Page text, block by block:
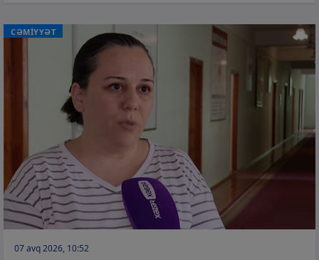
CƏMİYYƏT
07 avq 2026, 10:52